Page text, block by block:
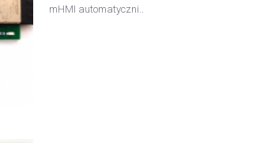
mHMI automatyczni..